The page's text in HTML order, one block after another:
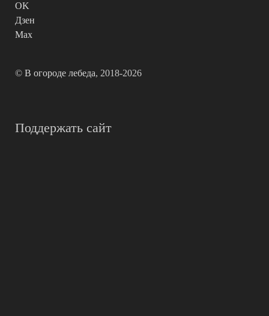
OK
Дзен
Max
© В огороде лебеда, 2018-2026
Поддержать сайт